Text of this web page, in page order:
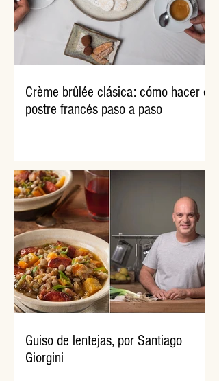
Crème brûlée clásica: cómo hacer el
postre francés paso a paso
Guiso de lentejas, por Santiago
Giorgini